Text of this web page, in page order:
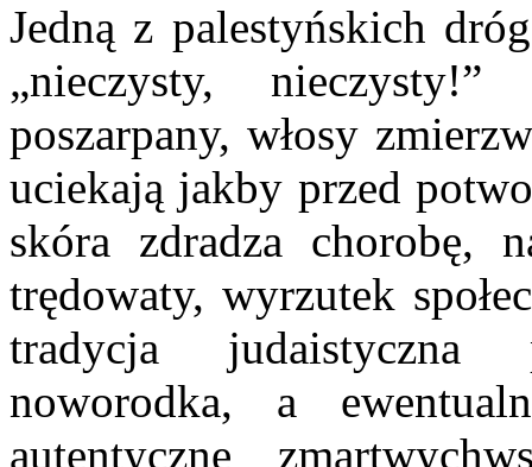
Jedną z palestyńskich
„nieczysty,
poszarpany, włosy
uciekają jakby przed
skóra zdradza chorobę,
trędowaty, wyrzutek
tradycja judaistyczna
noworodka, a
autentyczne